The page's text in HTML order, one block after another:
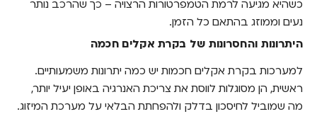
כשהיא מגיעה לרמת הטמפרטורות הרצויה – כך שהרכב נותר
נעים וממוזג בהתאם כל הזמן.
היתרונות והחסרונות של בקרת אקלים חכמה
למערכות בקרת אקלים חכמות יש כמה יתרונות משמעותיים.
ראשית, הן מסוגלות לווסת את צריכת האנרגיה באופן יעיל יותר,
מה שמוביל לחיסכון בדלק ולהפחתת הבלאי על מערכת המיזוג.